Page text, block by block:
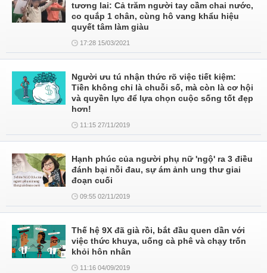
tương lai: Cả trăm người tay cầm chai nước,
co quắp 1 chân, cùng hô vang khẩu hiệu
quyết tâm làm giàu
17:28 15/03/2021
Người ưu tú nhận thức rõ việc tiết kiệm:
Tiền không chỉ là chuỗi số, mà còn là cơ hội
và quyền lực để lựa chọn cuộc sống tốt đẹp
hơn!
11:15 27/11/2019
Hạnh phúc của người phụ nữ 'ngộ' ra 3 điều
đánh bại nỗi đau, sự ám ảnh ung thư giai
đoạn cuối
09:55 02/11/2019
Thế hệ 9X đã già rồi, bắt đầu quen dần với
việc thức khuya, uống cà phê và chạy trốn
khỏi hôn nhân
11:16 04/09/2019